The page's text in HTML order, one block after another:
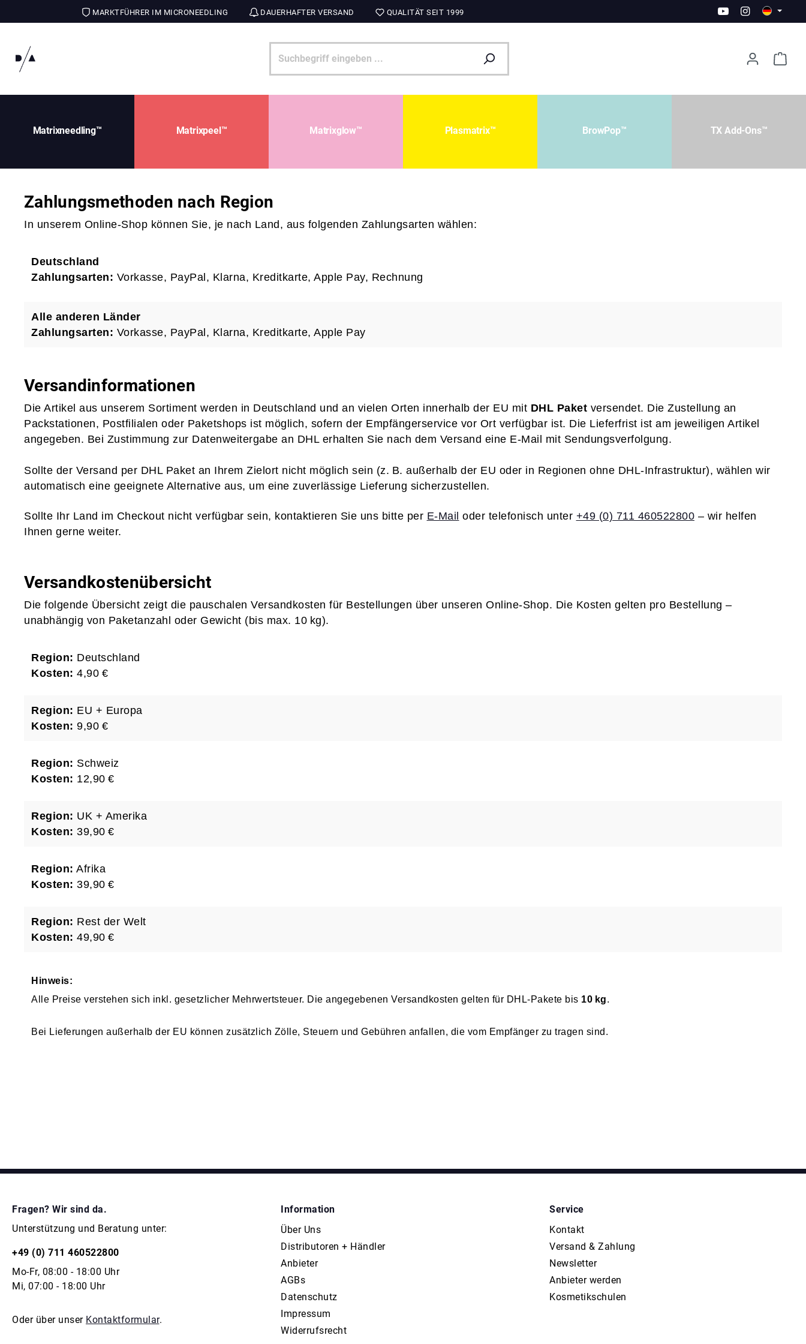
MARKTFÜHRER IM MICRONEEDLING DAUERHAFTER VERSAND QUALITÄT SEIT 1999
Matrixneedling™ Matrixpeel™ Matrixglow™ Plasmatrix™ BrowPop™ TX Add-Ons™
Zahlungsmethoden nach Region
In unserem Online-Shop können Sie, je nach Land, aus folgenden Zahlungsarten wählen:
Deutschland
Zahlungsarten: Vorkasse, PayPal, Klarna, Kreditkarte, Apple Pay, Rechnung
Alle anderen Länder
Zahlungsarten: Vorkasse, PayPal, Klarna, Kreditkarte, Apple Pay
Versandinformationen
Die Artikel aus unserem Sortiment werden in Deutschland und an vielen Orten innerhalb der EU mit DHL Paket versendet. Die Zustellung an
Packstationen, Postfilialen oder Paketshops ist möglich, sofern der Empfängerservice vor Ort verfügbar ist. Die Lieferfrist ist am jeweiligen Artikel
angegeben. Bei Zustimmung zur Datenweitergabe an DHL erhalten Sie nach dem Versand eine E-Mail mit Sendungsverfolgung.
Sollte der Versand per DHL Paket an Ihrem Zielort nicht möglich sein (z. B. außerhalb der EU oder in Regionen ohne DHL‑Infrastruktur), wählen wir
automatisch eine geeignete Alternative aus, um eine zuverlässige Lieferung sicherzustellen.
Sollte Ihr Land im Checkout nicht verfügbar sein, kontaktieren Sie uns bitte per E-Mail oder telefonisch unter +49 (0) 711 460522800 – wir helfen
Ihnen gerne weiter.
Versandkostenübersicht
Die folgende Übersicht zeigt die pauschalen Versandkosten für Bestellungen über unseren Online-Shop. Die Kosten gelten pro Bestellung –
unabhängig von Paketanzahl oder Gewicht (bis max. 10 kg).
Region: Deutschland
Kosten: 4,90 €
Region: EU + Europa
Kosten: 9,90 €
Region: Schweiz
Kosten: 12,90 €
Region: UK + Amerika
Kosten: 39,90 €
Region: Afrika
Kosten: 39,90 €
Region: Rest der Welt
Kosten: 49,90 €
Hinweis:
Alle Preise verstehen sich inkl. gesetzlicher Mehrwertsteuer. Die angegebenen Versandkosten gelten für DHL-Pakete bis 10 kg.
Bei Lieferungen außerhalb der EU können zusätzlich Zölle, Steuern und Gebühren anfallen, die vom Empfänger zu tragen sind.
Fragen? Wir sind da.
Unterstützung und Beratung unter:
+49 (0) 711 460522800
Mo-Fr, 08:00 - 18:00 Uhr
Mi, 07:00 - 18:00 Uhr
Oder über unser Kontaktformular.
Information
Über Uns
Distributoren + Händler
Anbieter
AGBs
Datenschutz
Impressum
Widerrufsrecht
Service
Kontakt
Versand & Zahlung
Newsletter
Anbieter werden
Kosmetikschulen